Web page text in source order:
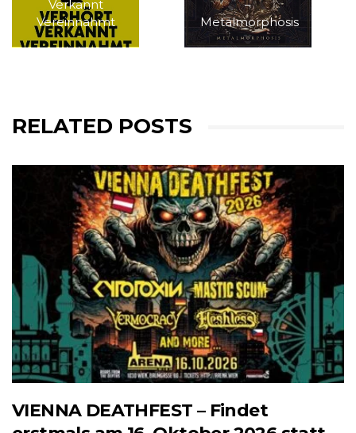
Verkannt
Vereinnahmt
–
Metalmorphosis
RELATED POSTS
VIENNA DEATHFEST – Findet